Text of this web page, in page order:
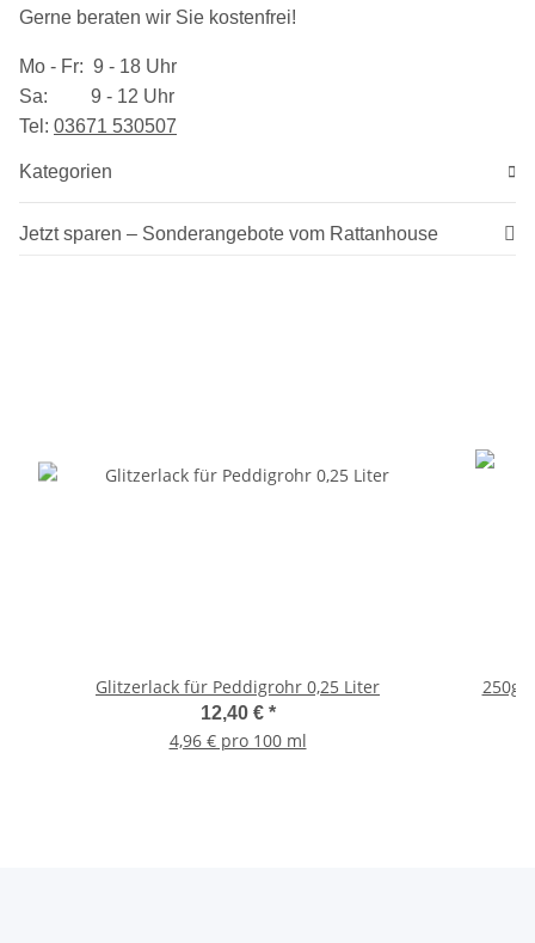
Gerne beraten wir Sie kostenfrei!
Mo - Fr: 9 - 18 Uhr
Sa: 9 - 12 Uhr
Tel: 03​671 530507
Kategorien
Jetzt sparen – Sonderangebote vom Rattanhouse
Glitzerlack für Peddigrohr 0,25 Liter
12,40 € *
4,96 € pro 100 ml